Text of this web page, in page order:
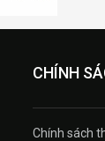
CHÍNH
Chính sách